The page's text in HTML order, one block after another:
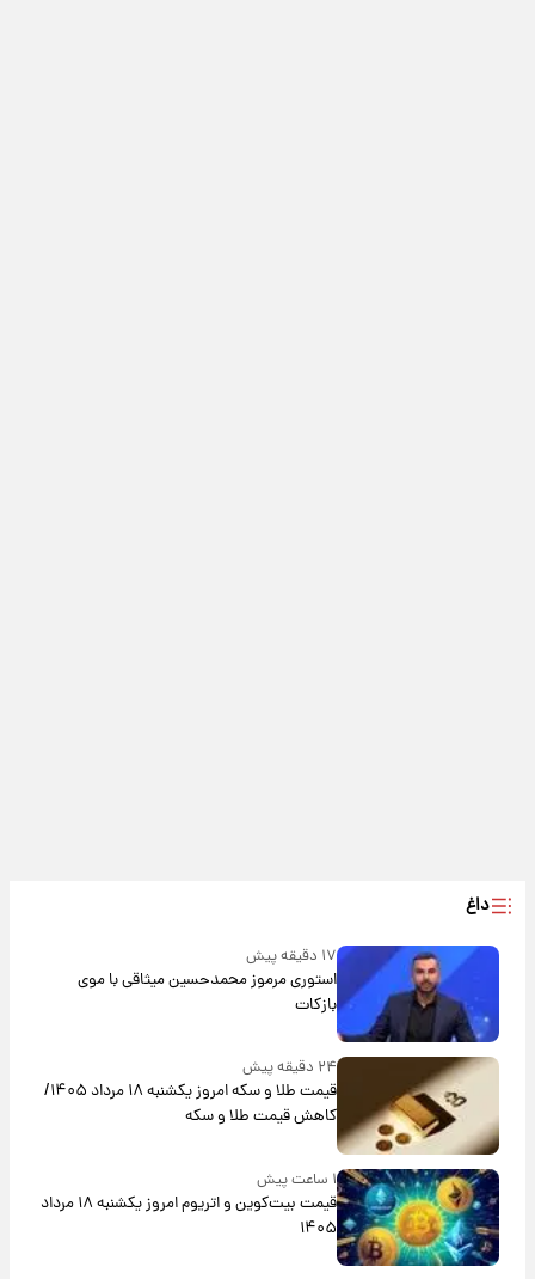
داغ
۱۷ دقیقه پیش
استوری مرموز محمدحسین میثاقی با موی
بازکات
۲۴ دقیقه پیش
قیمت طلا و سکه امروز یکشنبه ۱۸ مرداد ۱۴۰۵/
کاهش قیمت طلا و سکه
۱ ساعت پیش
قیمت بیت‌کوین و اتریوم امروز یکشنبه ۱۸ مرداد
۱۴۰۵